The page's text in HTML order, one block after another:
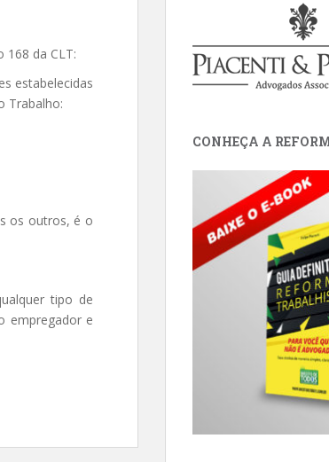
168 da CLT:
estabelecidas
Trabalho:
os outros, é o
tipo de
empregador e
CONHEÇA A